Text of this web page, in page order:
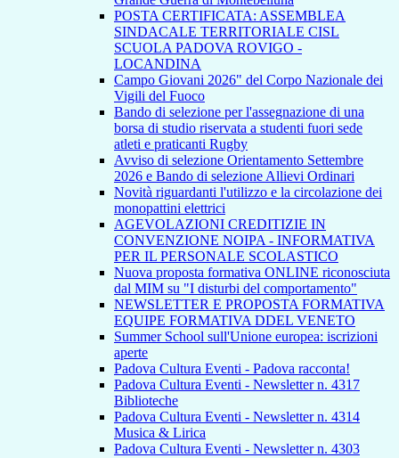
POSTA CERTIFICATA: ASSEMBLEA
SINDACALE TERRITORIALE CISL
SCUOLA PADOVA ROVIGO -
LOCANDINA
Campo Giovani 2026" del Corpo Nazionale dei
Vigili del Fuoco
Bando di selezione per l'assegnazione di una
borsa di studio riservata a studenti fuori sede
atleti e praticanti Rugby
Avviso di selezione Orientamento Settembre
2026 e Bando di selezione Allievi Ordinari
Novità riguardanti l'utilizzo e la circolazione dei
monopattini elettrici
AGEVOLAZIONI CREDITIZIE IN
CONVENZIONE NOIPA - INFORMATIVA
PER IL PERSONALE SCOLASTICO
Nuova proposta formativa ONLINE riconosciuta
dal MIM su "I disturbi del comportamento"
NEWSLETTER E PROPOSTA FORMATIVA
EQUIPE FORMATIVA DDEL VENETO
Summer School sull'Unione europea: iscrizioni
aperte
Padova Cultura Eventi - Padova racconta!
Padova Cultura Eventi - Newsletter n. 4317
Biblioteche
Padova Cultura Eventi - Newsletter n. 4314
Musica & Lirica
Padova Cultura Eventi - Newsletter n. 4303